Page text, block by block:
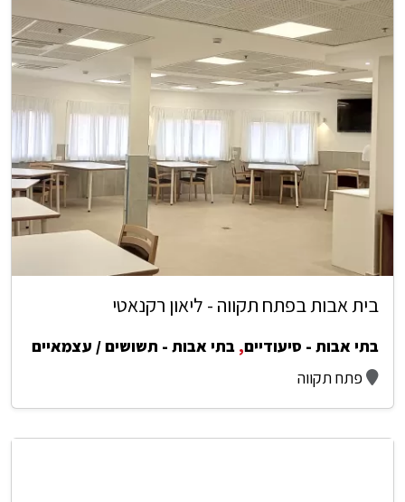
בית אבות בפתח תקווה - ליאון רקנאטי
בתי אבות - סיעודיים, בתי אבות - תשושים / עצמאיים
פתח תקווה